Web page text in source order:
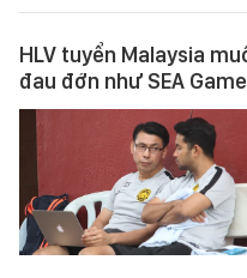
HLV tuyển Malaysia
đau đớn như SEA